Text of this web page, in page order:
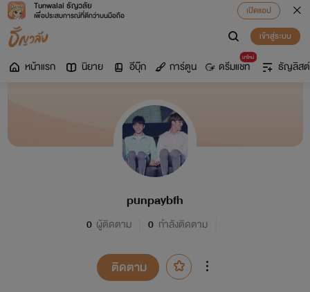
Tunwalai ธัญวลัย
เพื่อประสบการณ์ที่ดีกว่าบนมือถือ
เปิดแอป
เข้าสู่ระบบ
หน้าแรก นิยาย อีบุ๊ก การ์ตูน
มาใหม่
ดรีมแชท ธัญลิสต์
punpaybfh
0 ผู้ติดตาม 0 กำลังติดตาม
ติดตาม